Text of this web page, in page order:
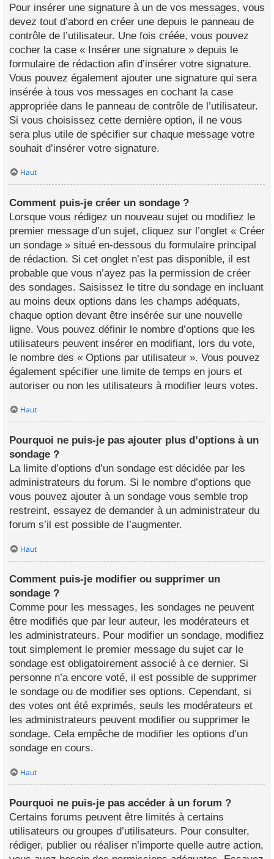
Pour insérer une signature à un de vos messages, vous
devez tout d’abord en créer une depuis le panneau de
contrôle de l’utilisateur. Une fois créée, vous pouvez
cocher la case « Insérer une signature » depuis le
formulaire de rédaction afin d’insérer votre signature.
Vous pouvez également ajouter une signature qui sera
insérée à tous vos messages en cochant la case
appropriée dans le panneau de contrôle de l’utilisateur.
Si vous choisissez cette dernière option, il ne vous
sera plus utile de spécifier sur chaque message votre
souhait d’insérer votre signature.
Haut
Comment puis-je créer un sondage ?
Lorsque vous rédigez un nouveau sujet ou modifiez le
premier message d’un sujet, cliquez sur l’onglet « Créer
un sondage » situé en-dessous du formulaire principal
de rédaction. Si cet onglet n’est pas disponible, il est
probable que vous n’ayez pas la permission de créer
des sondages. Saisissez le titre du sondage en incluant
au moins deux options dans les champs adéquats,
chaque option devant être insérée sur une nouvelle
ligne. Vous pouvez définir le nombre d’options que les
utilisateurs peuvent insérer en modifiant, lors du vote,
le nombre des « Options par utilisateur ». Vous pouvez
également spécifier une limite de temps en jours et
autoriser ou non les utilisateurs à modifier leurs votes.
Haut
Pourquoi ne puis-je pas ajouter plus d’options à un
sondage ?
La limite d’options d’un sondage est décidée par les
administrateurs du forum. Si le nombre d’options que
vous pouvez ajouter à un sondage vous semble trop
restreint, essayez de demander à un administrateur du
forum s’il est possible de l’augmenter.
Haut
Comment puis-je modifier ou supprimer un
sondage ?
Comme pour les messages, les sondages ne peuvent
être modifiés que par leur auteur, les modérateurs et
les administrateurs. Pour modifier un sondage, modifiez
tout simplement le premier message du sujet car le
sondage est obligatoirement associé à ce dernier. Si
personne n’a encore voté, il est possible de supprimer
le sondage ou de modifier ses options. Cependant, si
des votes ont été exprimés, seuls les modérateurs et
les administrateurs peuvent modifier ou supprimer le
sondage. Cela empêche de modifier les options d’un
sondage en cours.
Haut
Pourquoi ne puis-je pas accéder à un forum ?
Certains forums peuvent être limités à certains
utilisateurs ou groupes d’utilisateurs. Pour consulter,
rédiger, publier ou réaliser n’importe quelle autre action,